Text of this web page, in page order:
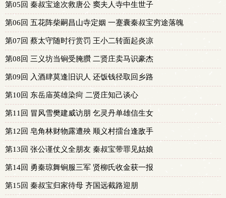
第05回 秦叔宝途次救唐公 窦夫人寺中生世子
第06回 五花阵柴嗣昌山寺定姻 一蹇囊秦叔宝穷途落魄
第07回 蔡太守随时行赏罚 王小二转面起炎凉
第08回 三义坊当锏受腌臢 二贤庄卖马识豪杰
第09回 入酒肆莫逢旧识人 还饭钱径取回乡路
第10回 东岳庙英雄染疴 二贤庄知己谈心
第11回 冒风雪樊建威访朋 乞灵丹单雄信生女
第12回 皂角林财物露遭殃 顺义村擂台逢敌手
第13回 张公谨仗义全朋友 秦叔宝带罪见姑娘
第14回 勇秦琼舞锏服三军 贤柳氏收金获一报
第15回 秦叔宝归家待母 齐国远截路迎朋